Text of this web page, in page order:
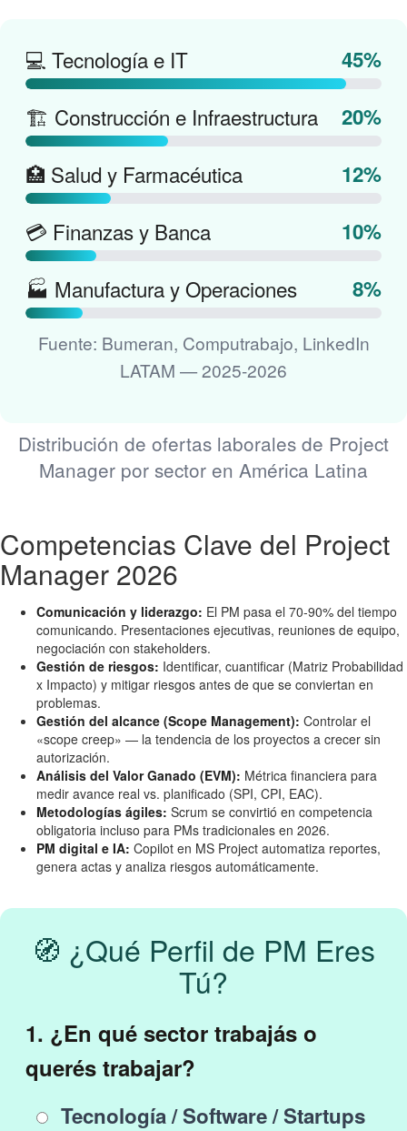
💻 Tecnología e IT
45%
🏗️ Construcción e Infraestructura
20%
🏥 Salud y Farmacéutica
12%
💳 Finanzas y Banca
10%
🏭 Manufactura y Operaciones
8%
Fuente: Bumeran, Computrabajo, LinkedIn
LATAM — 2025-2026
Distribución de ofertas laborales de Project
Manager por sector en América Latina
Competencias Clave del Project
Manager 2026
Comunicación y liderazgo: El PM pasa el 70-90% del tiempo
comunicando. Presentaciones ejecutivas, reuniones de equipo,
negociación con stakeholders.
Gestión de riesgos: Identificar, cuantificar (Matriz Probabilidad
x Impacto) y mitigar riesgos antes de que se conviertan en
problemas.
Gestión del alcance (Scope Management): Controlar el
«scope creep» — la tendencia de los proyectos a crecer sin
autorización.
Análisis del Valor Ganado (EVM): Métrica financiera para
medir avance real vs. planificado (SPI, CPI, EAC).
Metodologías ágiles: Scrum se convirtió en competencia
obligatoria incluso para PMs tradicionales en 2026.
PM digital e IA: Copilot en MS Project automatiza reportes,
genera actas y analiza riesgos automáticamente.
🧭 ¿Qué Perfil de PM Eres
Tú?
1. ¿En qué sector trabajás o
querés trabajar?
Tecnología / Software / Startups